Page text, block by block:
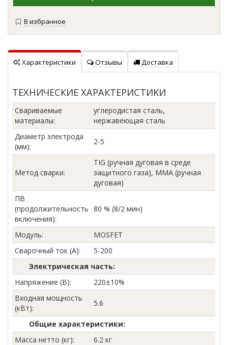
В избранное
Характеристики Отзывы Доставка
ТЕХНИЧЕСКИЕ ХАРАКТЕРИСТИКИ
Свариваемые
материалы:
углеродистая сталь,
нержавеющая сталь
Диаметр электрода
(мм):
2-5
Метод сварки:
TIG (ручная дуговая в среде
защитного газа), MMA (ручная
дуговая)
ПВ
(продолжительность
включения):
80 % (8/2 мин)
Модуль:
MOSFET
Сварочный ток (А):
5-200
Электрическая часть:
Напряжение (В):
220±10%
Входная мощность
(кВт):
5.6
Общие характеристики:
Масса нетто (кг):
6.2 кг